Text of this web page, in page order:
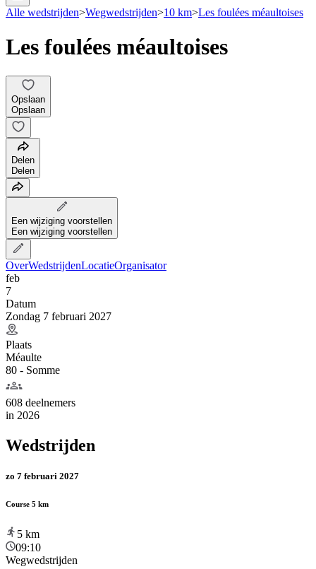
Alle wedstrijden>Wegwedstrijden>10 km>Les foulées méaultoises
Les foulées méaultoises
Opslaan
Opslaan
Delen
Delen
Een wijziging voorstellen
Een wijziging voorstellen
OverWedstrijdenLocatieOrganisator
feb
7
Datum
Zondag 7 februari 2027
Plaats
Méaulte
80 - Somme
608 deelnemers
in 2026
Wedstrijden
zo 7 februari 2027
Course 5 km
5 km
09:10
Wegwedstrijden